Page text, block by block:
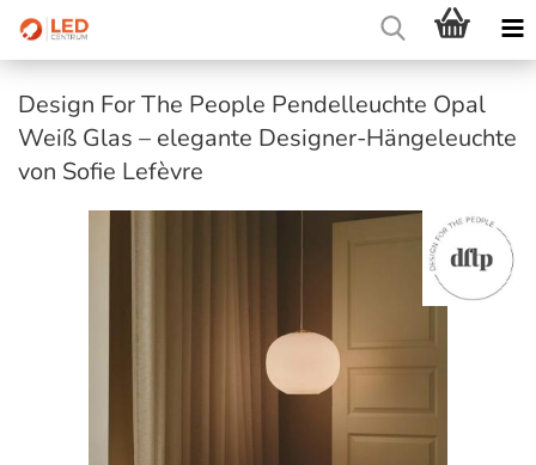
Design For The People Pendelleuchte Opal
Weiß Glas – elegante Designer-Hängeleuchte
von Sofie Lefèvre